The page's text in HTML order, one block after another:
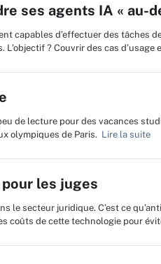
ses agents IA « au-
capables d’effectuer des tâches
? Couvrir des cas d’usage
de lecture pour des vacances
olympiques de Paris. Lire la suite
pour les juges
le secteur juridique. C’est ce
coûts de cette technologie pour